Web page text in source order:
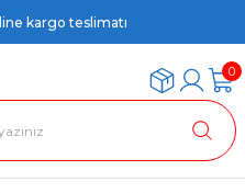
kargo teslimatı
0